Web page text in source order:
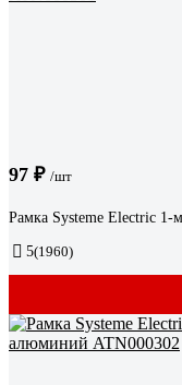
97 ₽ /шт
Рамка Systeme Electric
5(1960)